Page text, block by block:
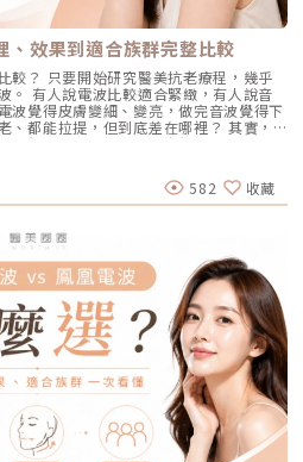
者甚至不需要敷麻藥！怕痛的人有福了！
藍寶石冷卻技術」，探頭在雷射擊發的
溫。治療過程中，主要會感覺到探頭冰冰
被橡皮筋輕彈的感覺。相較於傳統雷射或
幅提升，輕鬆就能完成療程。Q2：我現
嗎？A：建議先與主治醫師討論。一
較薄且脆弱。多數醫師會建議在停用口服
障稍微恢復，再來進行雷射治療會比較
下巴）長痘痘，可以只打局部嗎？A：通
腺是分佈在全臉的，雖然目前只有下巴
也處於過度活躍的狀態。全臉均勻施打可
來爆發的效果。當然，醫師在施打時，會
能量。Q4：三次療程結束後，一輩子都
，讓長痘痘的機率降到最低。但人體是有
分皮脂腺可能會慢慢恢復部分功能。此
調依然可能引發零星的痘痘。但整體來
多。許多人會選擇在 1 到 2 年後，將
養」來施打一次。Q5：打完 AviClear 後
於屬於「非侵入性」的安全療程，術後皮
幾個小時到一天內就會自然消退，完全不
非常簡單：只要做好「基礎保濕」與「確
用美白、酸類或去角質等刺激性產品即
常友善的午休醫美選擇。拿回肌膚的主導
來就不只是一個表面的皮膚問題，它更深
活。過去，嚴重痘痘肌患者往往陷入兩
忍受口服藥物的強烈副作用。隨著 2026
射（1726nm）問世，無疑為醫學美容界
壞表皮的情況下，將雷射光束匯聚，在真
這就像是在皮膚深層進行微小的破壞，
激膠原蛋白與彈力纖維新生，進而把毛孔
：輕中度的老化型毛孔、輕微淺層痘疤、
效果與特色：熱傷害小，術後通常只會紅
是目前 CP 值極高的定期保養型雷射。3.
是屬於嚴重的「疤痕/凹洞型毛孔」，皮
汽化型雷射上場。例如 UP雷射
極深地打入真皮層甚至皮下組織，切斷
肌膚重建。適合誰：嚴重的冰鑿型痘
特色：效果非常強大且顯著，但相對的
點狀結痂、流組織液，恢復期較長（約需
理：結合了「微針」與「電波（RF）」
皮，在到達真皮層特定深度時瞬間釋放電
彈力蛋白重組（改善老化型毛孔），微針
壞過度活躍的皮脂腺（改善出油型毛
又鬆弛）、肝斑體質不適合打高能量雷射
效果與特色：因為熱能在皮膚深層釋放，
隔天即可上妝）。對於膚質的「整體優
微創重建：得美微針筆（Dermapen）原
肌膚表層每秒創造出1,920的微小穿刺通
膚天然的傷口癒合機制，刺激膠原蛋白與
通道能像海綿一樣，大幅提升後續保養精
的吸收率，達到加乘的養膚效果。適合族
、膚質粗糙者，以及對部分能量型療程較
實際仍需由醫師評估）。效果與特色：
問題本身複雜，傳統除斑療程才會讓人覺
高治療的成功率，關鍵就在於是否能更精
，同時降低熱傷害。什麼是 Reepot AI時
AI時光雷射是一款以 532 nm 綠光為
色素雷射，已通過美國 FDA、韓國
目的，是讓除斑治療更精準、更安全，
求。透過AI智慧影像掃描技術，系統能先
定更具科學依據。在治療作用上，
能量擊發的同時以低溫保護皮膚，降低
震動分散黑色素為主，而非單純依賴高
簡單來說，它讓除斑從過去較不穩定的模
療程設計。Reepot 三大核心技術：讓除
雷射中，Reepot 之所以被視為新一代的
是以更科學、更安全的方式處理色素問
在正式治療前，系統會先掃描肌膚，辨識
這讓醫師不再只依賴肉眼判斷，而是能透
製化、也更一致。對於斑點多、深淺不一
能有效提升治療的精準度。CPTL 超冷卻
用之一，就是因熱能過高造成紅腫、脫
雷射擊發的同時迅速降溫，使肌膚保持在
皮膚被冷保護包覆後，不僅治療時更舒
整體修復期縮短許多。VSLS色素冷剝離
的能量並非以高熱燒灼黑色素，而是以機
分離，再交由身體自然代謝。這項機制能
對健康組織的影響，讓整個治療更溫和，
可能性。透過這三項核心技術的搭配，
，而是以更安全、更穩定的方式改善色
、效果到適合族群完整比較
較？ 只要開始研究醫美抗老療程，幾乎
。 有人說電波比較適合緊緻，有人說音
波覺得皮膚變細、變亮，做完音波覺得下
、都能拉提，但到底差在哪裡？ 其實，
一個比較厲害」，而是它們使用的能量不
化問題也不同。 簡單來說： 電波偏向
度。 音波偏向改善輪廓的垂、嘴邊肉、
臉比喻成一棟房子，電波比較像是在整
；音波則比較像是在加強地基與支撐結
是 Radiofrequency 的縮寫。原理是透過
讓膠原蛋白受熱收縮，並啟動後續的膠原
加熱」會覺得很抽象，電波不是只打一個
熱。當皮膚裡的膠原纖維遇到適當熱能，
覺上會有比較緊、平整的感覺。所以電波
細紋變淡、毛孔視覺變細緻、臉部鬆弛感
電波比較強調「皮膚緊緻」和「膚質改
鬆鬆的、眼周或嘴邊有細紋、臉頰摸起來
的方向。但要注意，電波不是做完就立刻
個階段：一部分人會先感覺皮膚有收緊
生，讓緊緻度逐漸出現。音波是什麼？重
提使用的是 聚焦式超音波能量，常見名
的特色是可以把能量聚焦到皮膚深層，形
582 收藏